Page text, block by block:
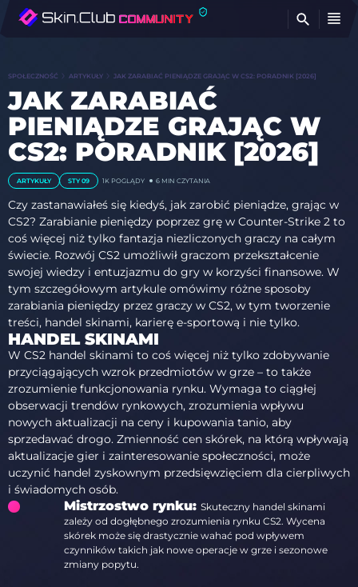
SPOŁECZNOŚĆ ARTYKUŁY JAK ZARABIAĆ PIENIĄDZE GRAJĄC W CS2: PORADNIK [2026]
JAK ZARABIAĆ
PIENIĄDZE GRAJĄC W
CS2: PORADNIK [2026]
ARTYKUŁY STY 09 1K POGLĄDY 6 MIN CZYTANIA
Czy zastanawiałeś się kiedyś, jak zarobić pieniądze, grając w
CS2? Zarabianie pieniędzy poprzez grę w Counter-Strike 2 to
coś więcej niż tylko fantazja niezliczonych graczy na całym
świecie. Rozwój CS2 umożliwił graczom przekształcenie
swojej wiedzy i entuzjazmu do gry w korzyści finansowe. W
tym szczegółowym artykule omówimy różne sposoby
zarabiania pieniędzy przez graczy w CS2, w tym tworzenie
treści, handel skinami, karierę e-sportową i nie tylko.
HANDEL SKINAMI
W CS2 handel skinami to coś więcej niż tylko zdobywanie
przyciągających wzrok przedmiotów w grze – to także
zrozumienie funkcjonowania rynku. Wymaga to ciągłej
obserwacji trendów rynkowych, zrozumienia wpływu
nowych aktualizacji na ceny i kupowania tanio, aby
sprzedawać drogo. Zmienność cen skórek, na którą wpływają
aktualizacje gier i zainteresowanie społeczności, może
uczynić handel zyskownym przedsięwzięciem dla cierpliwych
i świadomych osób.
Mistrzostwo rynku: Skuteczny handel skinami
zależy od dogłębnego zrozumienia rynku CS2. Wycena
skórek może się drastycznie wahać pod wpływem
czynników takich jak nowe operacje w grze i sezonowe
zmiany popytu.